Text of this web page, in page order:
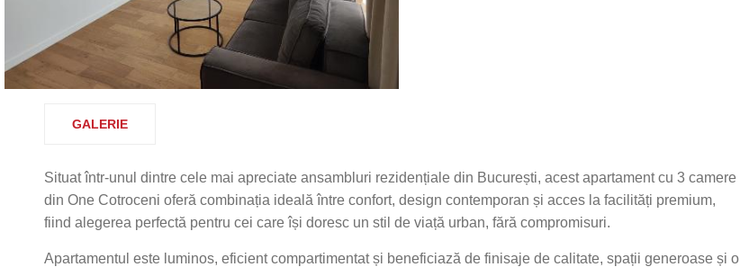
GALERIE
Situat într-unul dintre cele mai apreciate ansambluri rezidențiale din București, acest apartament cu 3 camere
din One Cotroceni oferă combinația ideală între confort, design contemporan și acces la facilități premium,
fiind alegerea perfectă pentru cei care își doresc un stil de viață urban, fără compromisuri.
Apartamentul este luminos, eficient compartimentat și beneficiază de finisaje de calitate, spații generoase și o